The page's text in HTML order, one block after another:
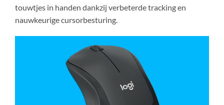
touwtjes in handen dankzij verbeterde tracking en
nauwkeurige cursorbesturing.